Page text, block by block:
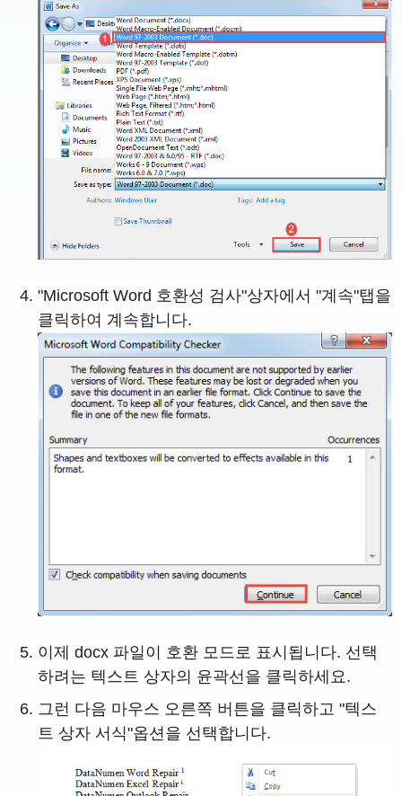
"Microsoft Word 호환성 검사"상자에서 "계속"탭을
클릭하여 계속합니다.
이제 docx 파일이 호환 모드로 표시됩니다. 선택
하려는 텍스트 상자의 윤곽선을 클릭하세요.
그런 다음 마우스 오른쪽 버튼을 클릭하고 "텍스
트 상자 서식"옵션을 선택합니다.